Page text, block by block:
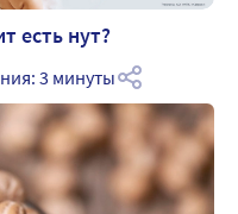
есть нут?
3 минуты